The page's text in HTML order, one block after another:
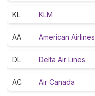
KL KLM
AA American Airlines
DL Delta Air Lines
AC Air Canada